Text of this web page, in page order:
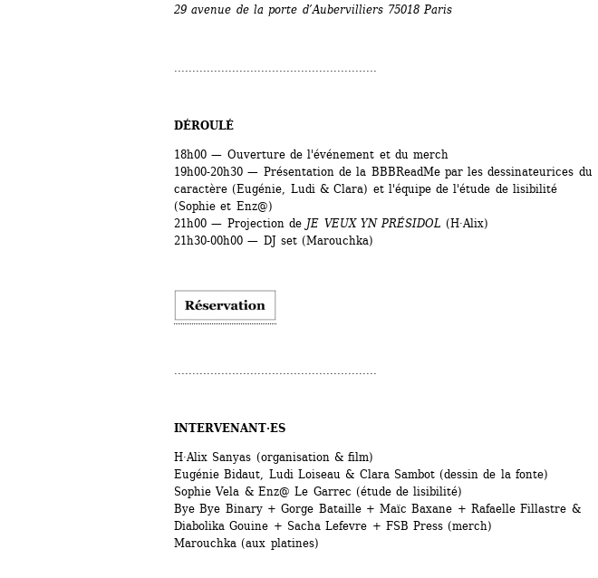
29 avenue de la porte d’Aubervilliers 75018 Paris
DÉROULÉ
18h00 — Ouverture de l'événement et du merch
19h00-20h30 — Présentation de la BBBReadMe par les dessinateurices du
caractère (Eugénie, Ludi & Clara) et l'équipe de l'étude de lisibilité
(Sophie et Enz@)
21h00 — Projection de JE VEUX YN PRÉSIDOL (H·Alix)
21h30-00h00 — DJ set (Marouchka)
........................................................
INTERVENANT·ES
H·Alix Sanyas (organisation & film)
Eugénie Bidaut, Ludi Loiseau & Clara Sambot (dessin de la fonte)
Sophie Vela & Enz@ Le Garrec (étude de lisibilité)
Bye Bye Binary + Gorge Bataille + Maïc Baxane + Rafaelle Fillastre &
Diabolika Gouine + Sacha Lefevre + FSB Press (merch)
Marouchka (aux platines)